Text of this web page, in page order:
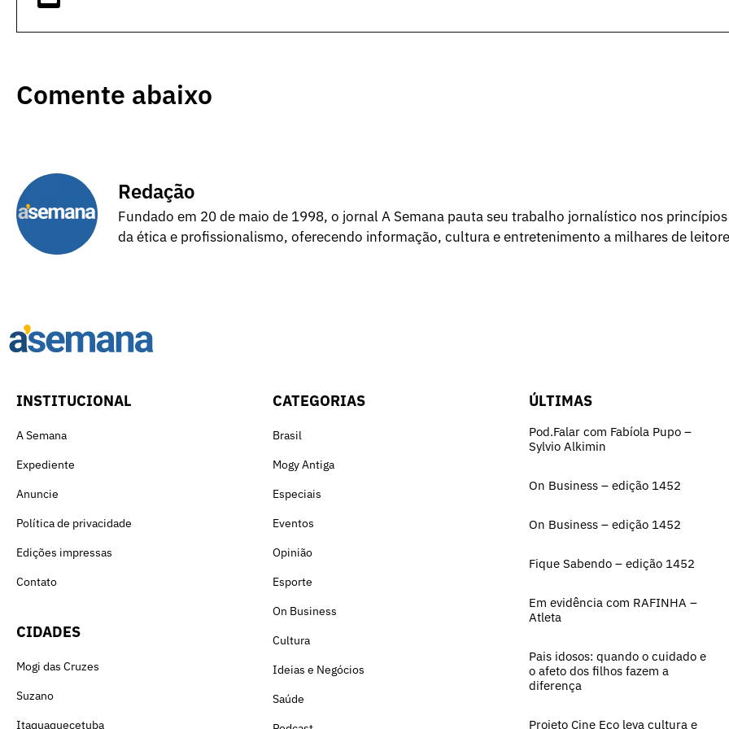
Comente abaixo
Redação
Fundado em 20 de maio de 1998, o jornal A Semana pauta seu trabalho jornalístico nos princípios
da ética e profissionalismo, oferecendo informação, cultura e entretenimento a milhares de
INSTITUCIONAL
A Semana
Expediente
Anuncie
Política de privacidade
Edições impressas
Contato
CIDADES
Mogi das Cruzes
Suzano
Itaquaquecetuba
CATEGORIAS
Brasil
Mogy Antiga
Especiais
Eventos
Opinião
Esporte
On Business
Cultura
Ideias e Negócios
Saúde
ÚLTIMAS
Pod.Falar com Fabíola Pupo –
Sylvio Alkimin
On Business – edição 1452
On Business – edição 1452
Fique Sabendo – edição 1452
Em evidência com RAFINHA –
Atleta
Pais idosos: quando o cuidado e
o afeto dos filhos fazem a
diferença
Projeto Cine Eco leva cultura e